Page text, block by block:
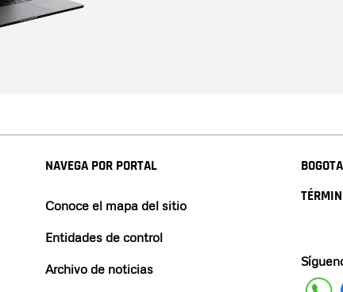
NAVEGA POR PORTAL
Conoce el mapa del sitio
Entidades de control
Archivo de noticias